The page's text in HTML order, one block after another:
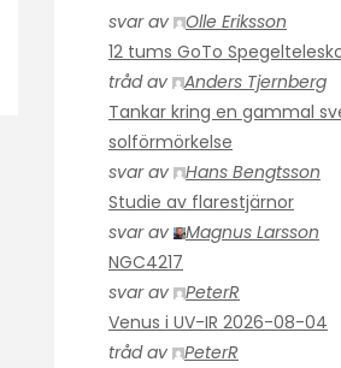
svar av
Olle Eriksson
12 tums GoTo
tråd av
Anders Tjernberg
Tankar kring en gammal
solförmörkelse
svar av
Hans Bengtsson
Studie av flarestjärnor
svar av
Magnus Larsson
NGC4217
svar av
PeterR
Venus i UV-IR 2026-08-04
tråd av
PeterR